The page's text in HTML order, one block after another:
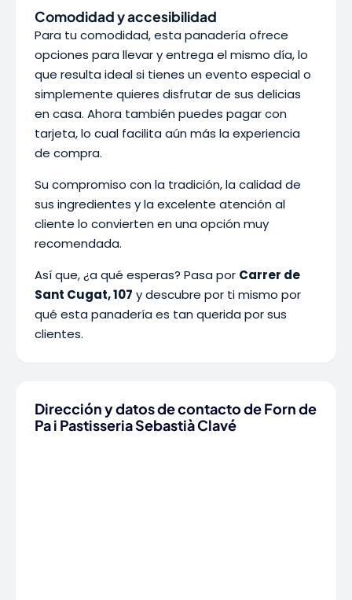
Comodidad y accesibilidad
Para tu comodidad, esta panadería ofrece
opciones para llevar y entrega el mismo día, lo
que resulta ideal si tienes un evento especial o
simplemente quieres disfrutar de sus delicias
en casa. Ahora también puedes pagar con
tarjeta, lo cual facilita aún más la experiencia
de compra.
Su compromiso con la tradición, la calidad de
sus ingredientes y la excelente atención al
cliente lo convierten en una opción muy
recomendada.
Así que, ¿a qué esperas? Pasa por Carrer de
Sant Cugat, 107 y descubre por ti mismo por
qué esta panadería es tan querida por sus
clientes.
Dirección y datos de contacto de Forn de
Pa i Pastisseria Sebastià Clavé